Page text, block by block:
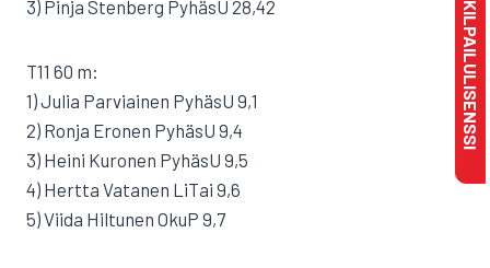
3) Pinja Stenberg PyhäsU 28,42
T11 60 m:
1) Julia Parviainen PyhäsU 9,1
2) Ronja Eronen PyhäsU 9,4
3) Heini Kuronen PyhäsU 9,5
4) Hertta Vatanen LiTai 9,6
5) Viida Hiltunen OkuP 9,7
MAKSA KILPAILULISENSSI